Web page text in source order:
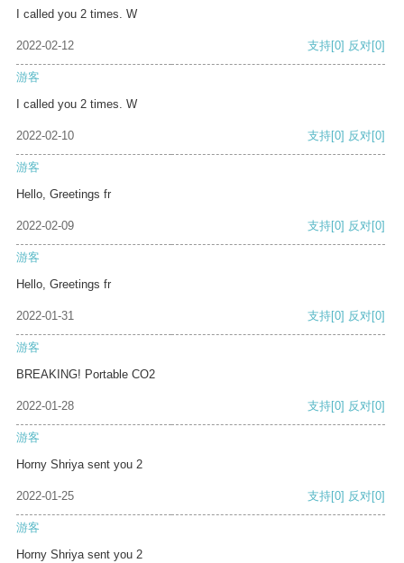
I called you 2 times. W
2022-02-12 支持[0] 反对[0]
游客
I called you 2 times. W
2022-02-10 支持[0] 反对[0]
游客
Hello, Greetings fr
2022-02-09 支持[0] 反对[0]
游客
Hello, Greetings fr
2022-01-31 支持[0] 反对[0]
游客
BREAKING! Portable CO2
2022-01-28 支持[0] 反对[0]
游客
Horny Shriya sent you 2
2022-01-25 支持[0] 反对[0]
游客
Horny Shriya sent you 2